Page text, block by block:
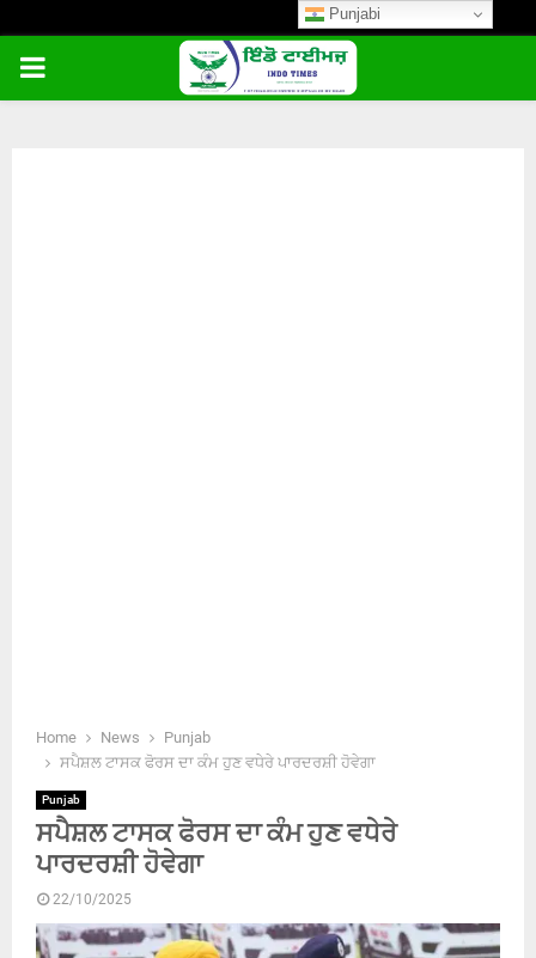
PRIMARY
Home News
Punjab
ਸਪੈਸ਼ਲ ਟਾਸਕ ਫੋਰਸ ਦਾ ਕੰਮ ਹੁਣ ਵਧੇਰੇ ਪਾਰਦਰਸ਼ੀ ਹੋਵੇਗਾ
Punjab
ਸਪੈਸ਼ਲ ਟਾਸਕ ਫੋਰਸ ਦਾ ਕੰਮ ਹੁਣ ਵਧੇਰੇ
ਪਾਰਦਰਸ਼ੀ ਹੋਵੇਗਾ
22/10/2025
Punjabi